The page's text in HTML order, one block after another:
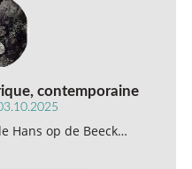
contemporaine
Hans op de Beeck…